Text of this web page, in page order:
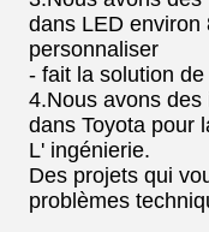
dans LED environ
personnaliser
- fait la solution de
4.Nous avons
dans Toyota pour
L' ingénierie.
Des projets qui
problèmes